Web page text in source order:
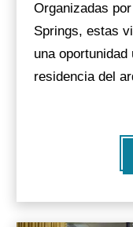
Organizadas
Springs, estas
una
residencia del